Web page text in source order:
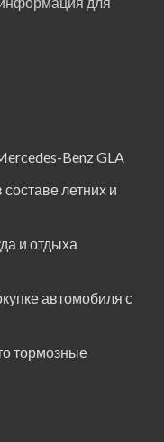
Benz GLA
летних и
и отдыха
автомобиля с
тормозные